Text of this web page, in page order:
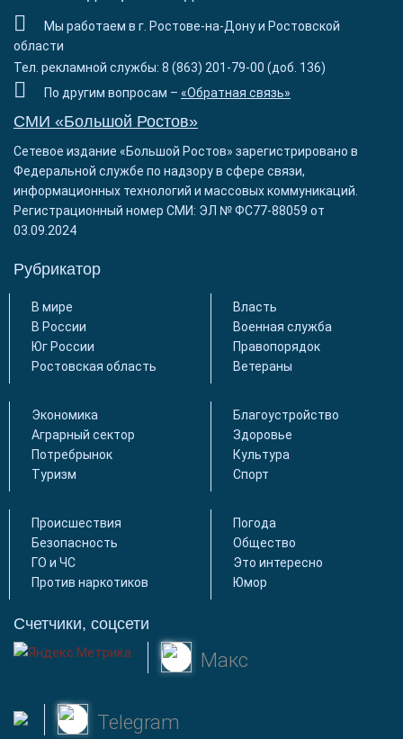
Мы работаем в г. Ростове-на-Дону и Ростовской
области
Тел. рекламной службы: 8 (863) 201-79-00 (доб. 136)
По другим вопросам – «Обратная связь»
СМИ «Большой Ростов»
Сетевое издание «Большой Ростов» зарегистрировано в
Федеральной службе по надзору в сфере связи,
информационных технологий и массовых коммуникаций.
Регистрационный номер СМИ: ЭЛ № ФС77-88059 от
03.09.2024
Рубрикатор
В мире
В России
Юг России
Ростовская область
Власть
Военная служба
Правопорядок
Ветераны
Экономика
Аграрный сектор
Потребрынок
Туризм
Благоустройство
Здоровье
Культура
Спорт
Происшествия
Безопасность
ГО и ЧС
Против наркотиков
Погода
Общество
Это интересно
Юмор
Счетчики, соцсети
Макс
Telegram